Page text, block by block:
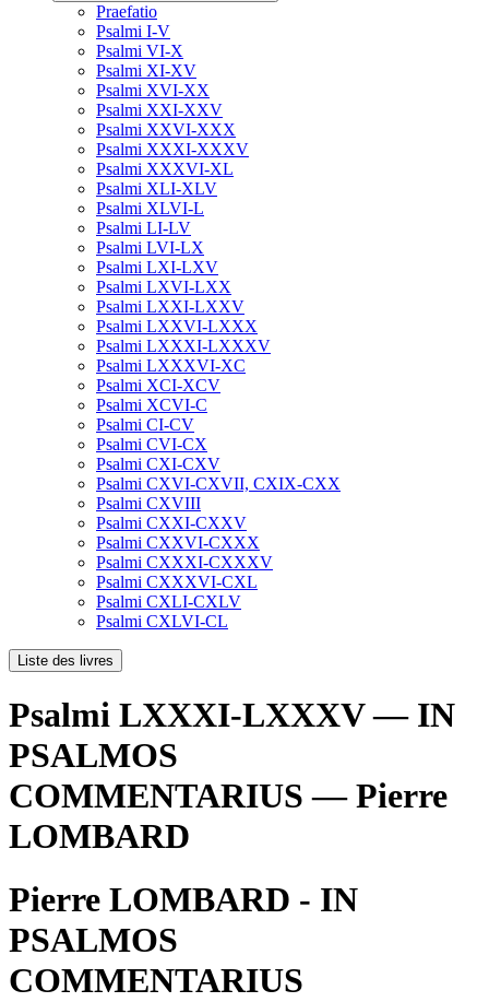
Praefatio
Psalmi I-V
Psalmi VI-X
Psalmi XI-XV
Psalmi XVI-XX
Psalmi XXI-XXV
Psalmi XXVI-XXX
Psalmi XXXI-XXXV
Psalmi XXXVI-XL
Psalmi XLI-XLV
Psalmi XLVI-L
Psalmi LI-LV
Psalmi LVI-LX
Psalmi LXI-LXV
Psalmi LXVI-LXX
Psalmi LXXI-LXXV
Psalmi LXXVI-LXXX
Psalmi LXXXI-LXXXV
Psalmi LXXXVI-XC
Psalmi XCI-XCV
Psalmi XCVI-C
Psalmi CI-CV
Psalmi CVI-CX
Psalmi CXI-CXV
Psalmi CXVI-CXVII, CXIX-CXX
Psalmi CXVIII
Psalmi CXXI-CXXV
Psalmi CXXVI-CXXX
Psalmi CXXXI-CXXXV
Psalmi CXXXVI-CXL
Psalmi CXLI-CXLV
Psalmi CXLVI-CL
Liste des livres
Psalmi LXXXI-LXXXV — IN
PSALMOS
COMMENTARIUS — Pierre
LOMBARD
Pierre LOMBARD - IN
PSALMOS
COMMENTARIUS